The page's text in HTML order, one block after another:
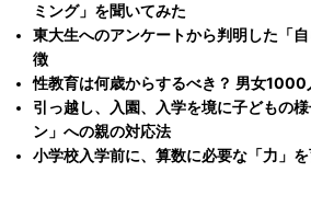
ミング」を聞いてみた
東大生へのアンケートから判明した「
徴
性教育は何歳からするべき？ 男女1000
引っ越し、入園、入学を境に子どもの
ン」への親の対応法
小学校入学前に、算数に必要な「力」